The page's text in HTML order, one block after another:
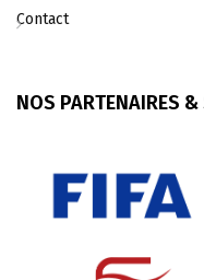
Contact
NOS PARTENAIRES